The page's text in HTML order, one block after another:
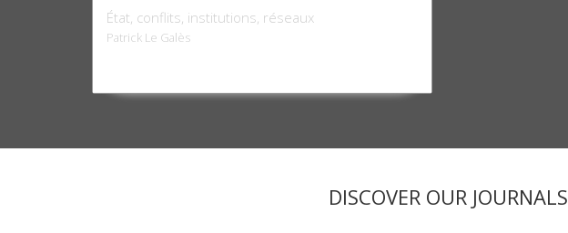
État, conflits, institutions, réseaux
Patrick Le Galès
DISCOVER OUR JOURNALS